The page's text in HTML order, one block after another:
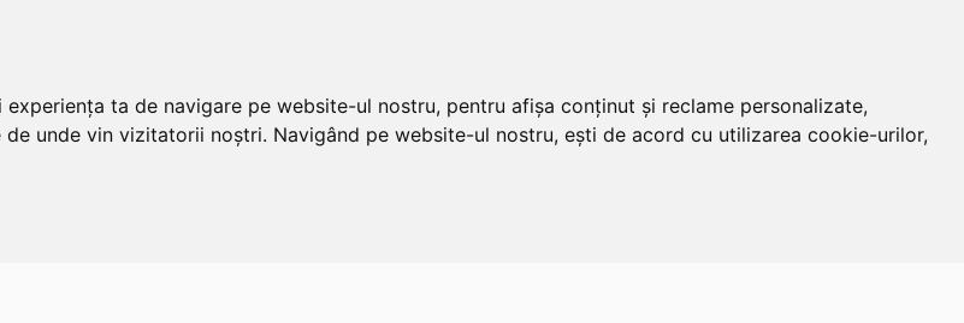
ta de navigare pe website-ul nostru, pentru afișa conținut și reclame personalizate,
unde vin vizitatorii noștri. Navigând pe website-ul nostru, ești de acord cu utilizarea cookie-urilor,